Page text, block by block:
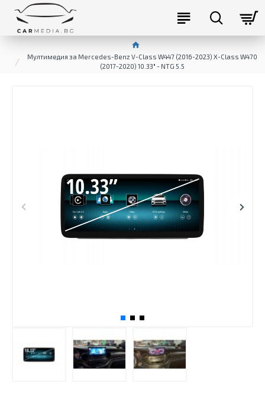
Мултимедия за Mercedes-Benz V-Class W447 (2016-2023) X-Class W470
(2017-2020) 10.33" - NTG 5.5